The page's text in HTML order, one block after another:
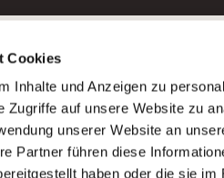
Cookies
Inhalte und Anzeigen zu
Zugriffe auf unsere Website zu
unserer Website an
Partner führen diese
haben oder die sie
Altenpfleger*in
Krankenpfleger*in
Altenpflegehelfer*in
Erzieher*in